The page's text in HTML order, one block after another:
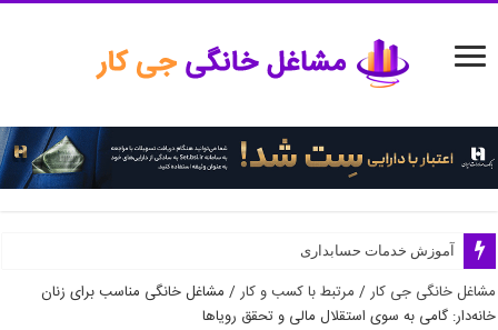
آموزش خدمات حسابداری
آموزش خدمات روانشناسی آنلاین
مشاغل خانگی جی کار/ مرتبط با کسب و کار/ مشاغل خانگی مناسب برای زنان
خانه‌دار: گامی به سوی استقلال مالی و تحقق رویاها